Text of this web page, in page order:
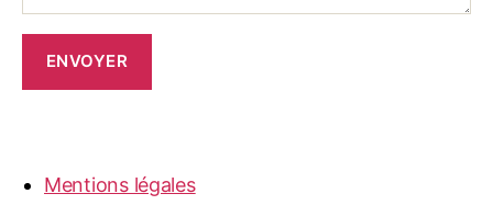
Mentions légales